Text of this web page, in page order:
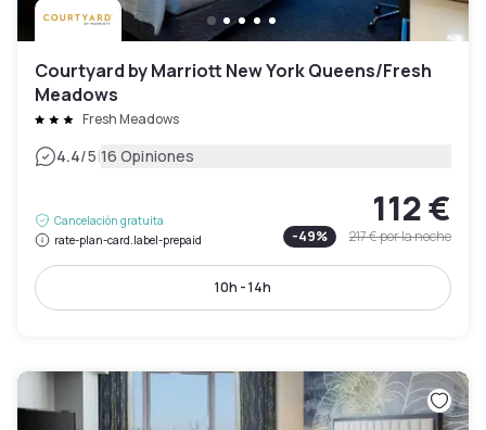
Courtyard by Marriott New York Queens/Fresh
Meadows
Fresh Meadows
4.4/5|16 Opiniones
Cancelación gratuita
rate-plan-card.label-prepaid
112 €
-49% 217 €por la noche
10h - 14h